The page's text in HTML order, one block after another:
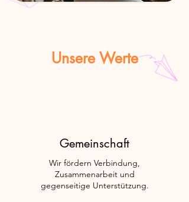
Unsere Werte
Gemeinschaft
Wir fördern Verbindung,
Zusammenarbeit und
gegenseitige Unterstützung.